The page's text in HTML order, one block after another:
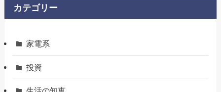
カテゴリー
家電系
投資